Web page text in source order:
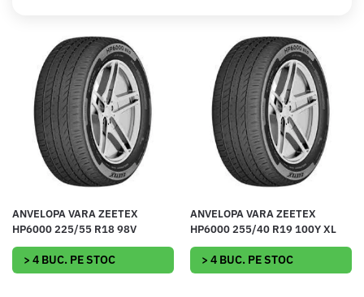
ANVELOPA VARA ZEETEX
HP6000 225/55 R18 98V
> 4 BUC. PE STOC
ANVELOPA VARA ZEETEX
HP6000 255/40 R19 100Y XL
> 4 BUC. PE STOC